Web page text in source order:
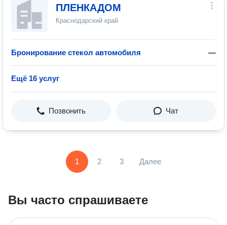
ПЛЕНКАДОМ
Краснодарский край
Бронирование стекол автомобиля —
Ещё 16 услуг
Позвонить Чат
1 2 3 Далее
Вы часто спрашиваете